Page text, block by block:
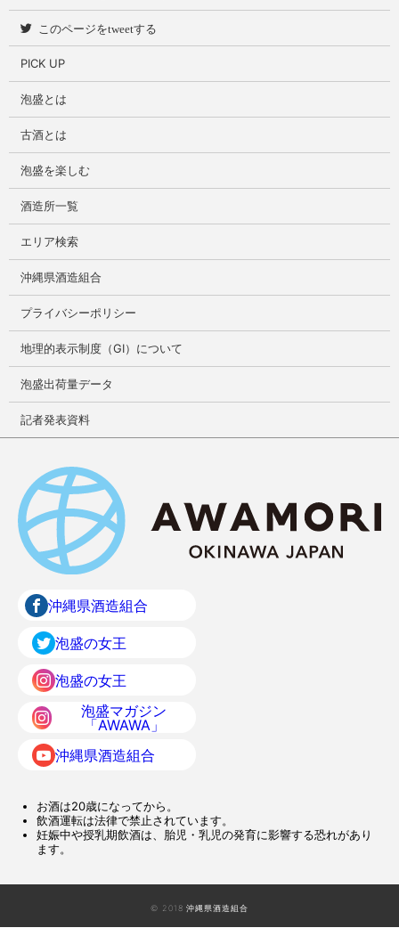
このページをtweetする
PICK UP
泡盛とは
古酒とは
泡盛を楽しむ
酒造所一覧
エリア検索
沖縄県酒造組合
プライバシーポリシー
地理的表示制度（GI）について
泡盛出荷量データ
記者発表資料
沖縄県酒造組合
泡盛の女王
泡盛の女王
泡盛マガジン
「AWAWA」
沖縄県酒造組合
お酒は20歳になってから。
飲酒運転は法律で禁止されています。
妊娠中や授乳期飲酒は、胎児・乳児の発育に影響する恐れがあり
ます。
© 2018 沖縄県酒造組合